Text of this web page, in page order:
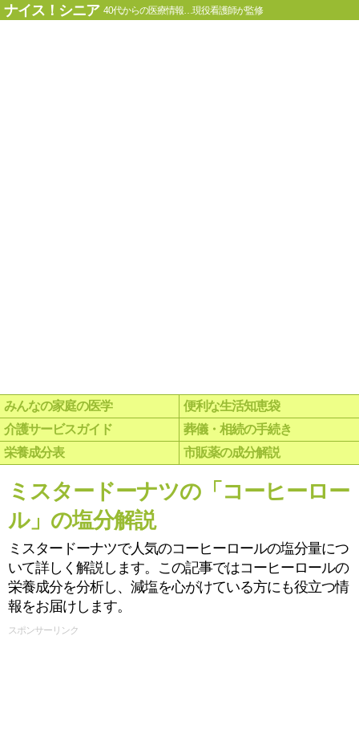
ナイス！シニア 40代からの医療情報…現役看護師が監修
みんなの家庭の医学
便利な生活知恵袋
介護サービスガイド
葬儀・相続の手続き
栄養成分表
市販薬の成分解説
ミスタードーナツの「コーヒーロー
ル」の塩分解説
ミスタードーナツで人気のコーヒーロールの塩分量につ
いて詳しく解説します。この記事ではコーヒーロールの
栄養成分を分析し、減塩を心がけている方にも役立つ情
報をお届けします。
スポンサーリンク